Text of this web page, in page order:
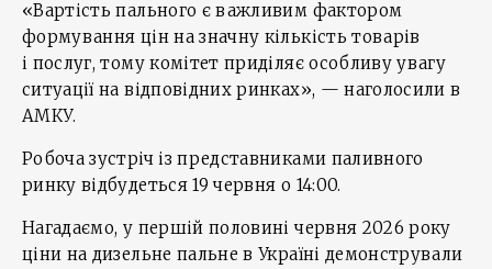
«Вартість пального є важливим фактором
формування цін на значну кількість товарів
і послуг, тому комітет приділяє особливу увагу
ситуації на відповідних ринках», — наголосили в
АМКУ.
Робоча зустріч із представниками паливного
ринку відбудеться 19 червня о 14:00.
Нагадаємо, у першій половині червня 2026 року
ціни на дизельне пальне в Україні демонстрували